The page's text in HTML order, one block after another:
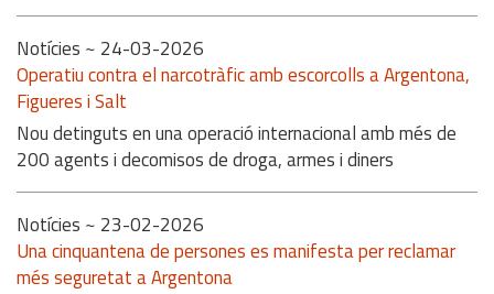
Notícies ~ 24-03-2026
Operatiu contra el narcotràfic amb escorcolls a Argentona,
Figueres i Salt
Nou detinguts en una operació internacional amb més de
200 agents i decomisos de droga, armes i diners
Notícies ~ 23-02-2026
Una cinquantena de persones es manifesta per reclamar
més seguretat a Argentona